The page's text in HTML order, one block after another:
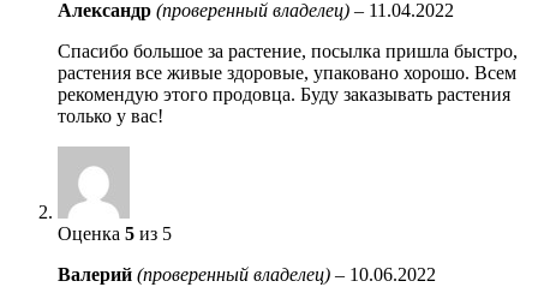
Александр (проверенный владелец) – 11.04.2022
Спасибо большое за растение, посылка пришла быстро,
растения все живые здоровые, упаковано хорошо. Всем
рекомендую этого продовца. Буду заказывать растения
только у вас!
Оценка 5 из 5
Валерий (проверенный владелец) – 10.06.2022